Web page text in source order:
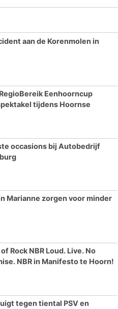
aan de Korenmolen in
Eenhoorncup
tijdens Hoornse
occasions bij Autobedrijf
Marianne zorgen voor minder
Rock NBR Loud. Live. No
NBR in Manifesto te Hoorn!
tegen tiental PSV en